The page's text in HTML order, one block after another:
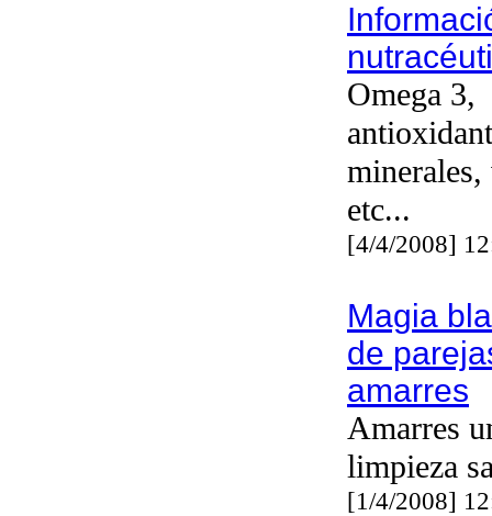
Omega 3,
etc...
[4/4/2008]
Magia
de
amarres
Amarres
limpieza
[1/4/2008]